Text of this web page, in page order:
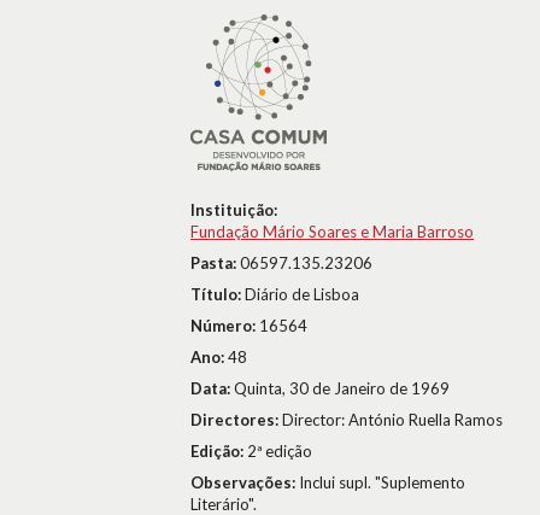
Instituição:
Fundação Mário Soares e Maria Barroso
Pasta:06597.135.23206
Título:Diário de Lisboa
Número: 16564
Ano:48
Data:Quinta, 30 de Janeiro de 1969
Directores:Director: António Ruella Ramos
Edição: 2ª edição
Observações: Inclui supl. "Suplemento
Literário".